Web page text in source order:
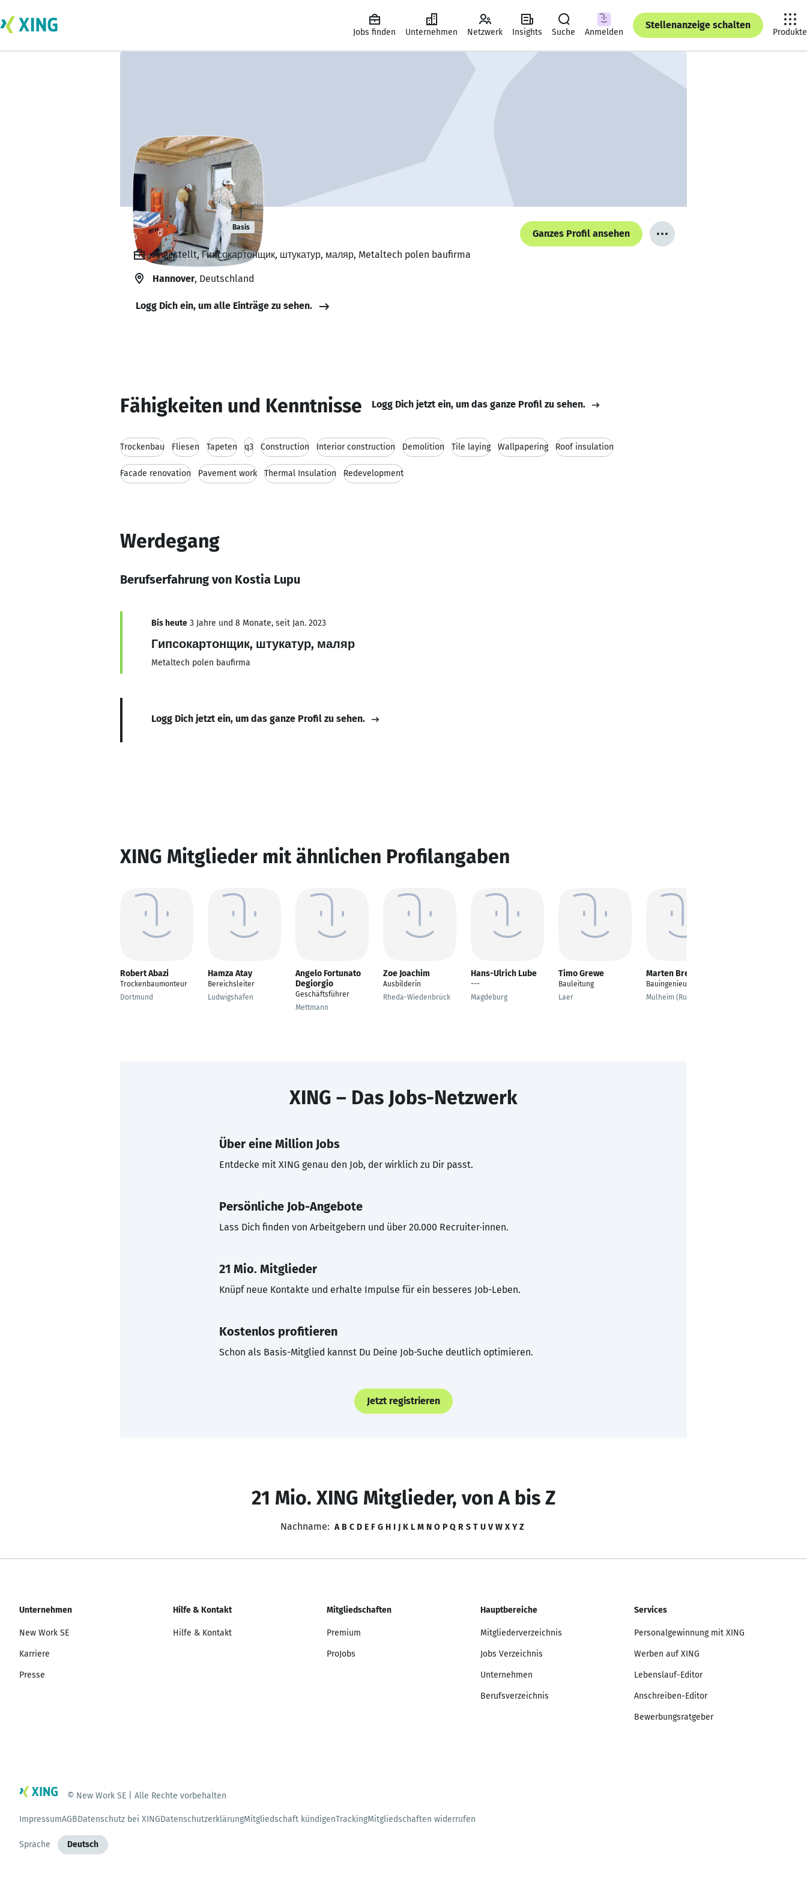
Jobs finden Unternehmen Netzwerk Insights Suche Anmelden
Stellenanzeige schalten
Produkte
Kostia Lupu Basis
Ganzes Profil ansehen
Angestellt, Гипсокартонщик, штукатур, маляр, Metaltech polen baufirma
Hannover, Deutschland
Logg Dich ein, um alle Einträge zu sehen.
Fähigkeiten und Kenntnisse Logg Dich jetzt ein, um das ganze Profil zu sehen.
Trockenbau Fliesen Tapeten q3 Construction Interior construction Demolition Tile laying Wallpapering Roof insulation
Facade renovation Pavement work Thermal Insulation Redevelopment
Werdegang
Berufserfahrung von Kostia Lupu
Bis heute 3 Jahre und 8 Monate, seit Jan. 2023
Гипсокартонщик, штукатур, маляр
Metaltech polen baufirma
Logg Dich jetzt ein, um das ganze Profil zu sehen.
XING Mitglieder mit ähnlichen Profilangaben
Robert Abazi
Trockenbaumonteur
Dortmund
Hamza Atay
Bereichsleiter
Ludwigshafen
Angelo Fortunato
Degiorgio
Geschäftsführer
Mettmann
Zoe Joachim
Ausbilderin
Rheda-Wiedenbrück
Hans-Ulrich Lube
---
Magdeburg
Timo Grewe
Bauleitung
Laer
Marten Breckling
Bauingenieurwesen
Mülheim (Ruhr)
XING – Das Jobs-Netzwerk
Über eine Million Jobs
Entdecke mit XING genau den Job, der wirklich zu Dir passt.
Persönliche Job-Angebote
Lass Dich finden von Arbeitgebern und über 20.000 Recruiter·innen.
21 Mio. Mitglieder
Knüpf neue Kontakte und erhalte Impulse für ein besseres Job-Leben.
Kostenlos profitieren
Schon als Basis-Mitglied kannst Du Deine Job-Suche deutlich optimieren.
Jetzt registrieren
21 Mio. XING Mitglieder, von A bis Z
Nachname: A B C D E F G H I J K L M N O P Q R S T U V W X Y Z
Unternehmen
New Work SE
Karriere
Presse
Hilfe & Kontakt
Hilfe & Kontakt
Mitgliedschaften
Premium
ProJobs
Hauptbereiche
Mitgliederverzeichnis
Jobs Verzeichnis
Unternehmen
Berufsverzeichnis
Services
Personalgewinnung mit XING
Werben auf XING
Lebenslauf-Editor
Anschreiben-Editor
Bewerbungsratgeber
© New Work SE | Alle Rechte vorbehalten
ImpressumAGBDatenschutz bei XINGDatenschutzerklärungMitgliedschaft kündigenTrackingMitgliedschaften widerrufen
Sprache Deutsch